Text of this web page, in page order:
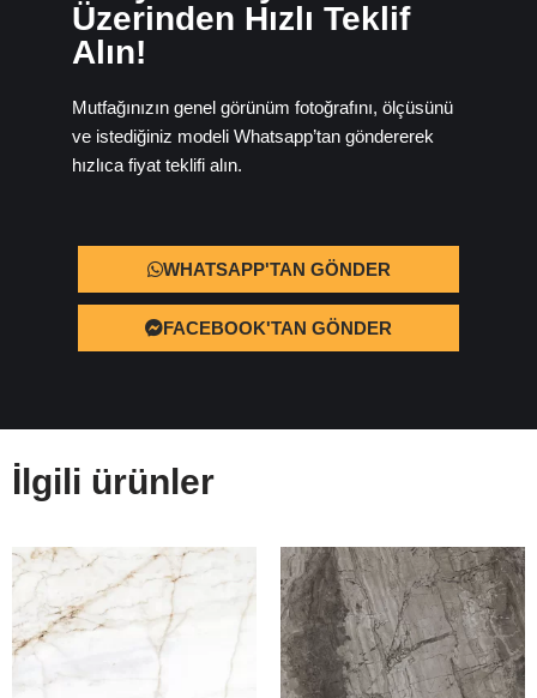
Üzerinden Hızlı Teklif
Alın!
Mutfağınızın genel görünüm fotoğrafını, ölçüsünü
ve istediğiniz modeli Whatsapp’tan göndererek
hızlıca fiyat teklifi alın.
WHATSAPP'TAN GÖNDER
FACEBOOK'TAN GÖNDER
İlgili ürünler